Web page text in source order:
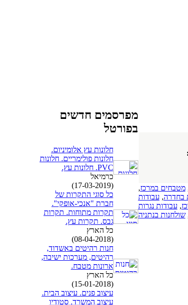
מטבחים במרכז,
בחדרה, עבודות
, עבודות נגרות
שולחנות בנתניה
מפרסמים חדשים
בפורטל
חלונות עץ אלומיניום.
חלונות פולימריים. חלונות
PVC. חלונות עץ.
כרמיאל
(17-03-2019)
כל סוגי התקרות של
חברת "אנכי-אופקי".
תקרות מתוחות. תקרות
גבס. תקרות עץ.
כל הארץ
(08-04-2018)
חנות רהיטים באשדוד,
רהיטים, מערכות ישיבה,
ארונות מטבח.
כל הארץ
(15-01-2018)
עיצוב פנים. עיצוב הבית.
עיצוב המשרד. סטודיו